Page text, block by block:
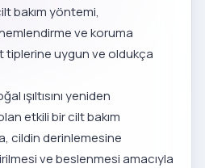
bakım yöntemi,
ve koruma
tiplerine uygun ve oldukça
ışıltısını yeniden
etkili bir cilt bakım
cildin derinlemesine
ve beslenmesi amacıyla